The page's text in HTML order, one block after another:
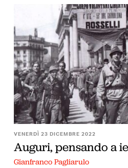
VENERDÌ 23 DICEMBRE 2022
Auguri, pensando a
Gianfranco Pagliarulo